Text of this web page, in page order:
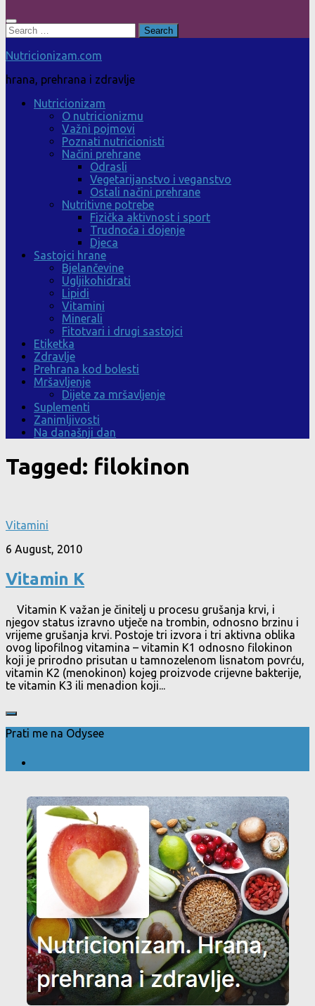
Search
for:
Nutricionizam.com
hrana, prehrana i zdravlje
Nutricionizam
O nutricionizmu
Važni pojmovi
Poznati nutricionisti
Načini prehrane
Odrasli
Vegetarijanstvo i veganstvo
Ostali načini prehrane
Nutritivne potrebe
Fizička aktivnost i sport
Trudnoća i dojenje
Djeca
Sastojci hrane
Bjelančevine
Ugljikohidrati
Lipidi
Vitamini
Minerali
Fitotvari i drugi sastojci
Etiketka
Zdravlje
Prehrana kod bolesti
Mršavljenje
Dijete za mršavljenje
Suplementi
Zanimljivosti
Na današnji dan
Tagged: filokinon
Vitamini
6 August, 2010
Vitamin K
Vitamin K važan je činitelj u procesu grušanja krvi, i
njegov status izravno utječe na trombin, odnosno brzinu i
vrijeme grušanja krvi. Postoje tri izvora i tri aktivna oblika
ovog lipofilnog vitamina – vitamin K1 odnosno filokinon
koji je prirodno prisutan u tamnozelenom lisnatom povrću,
vitamin K2 (menokinon) kojeg proizvode crijevne bakterije,
te vitamin K3 ili menadion koji...
Prati me na Odysee